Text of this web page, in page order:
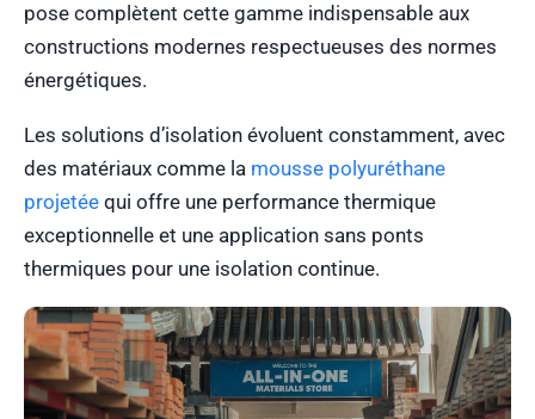
pose complètent cette gamme indispensable aux
constructions modernes respectueuses des normes
énergétiques.
Les solutions d’isolation évoluent constamment, avec
des matériaux comme la mousse polyuréthane
projetée qui offre une performance thermique
exceptionnelle et une application sans ponts
thermiques pour une isolation continue.